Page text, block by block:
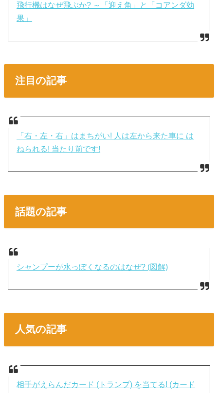
飛行機はなぜ飛ぶか? ～「迎え角」と「コアンダ効
果」
注目の記事
「右・左・右」はまちがい! 人は左から来た車に は
ねられる! 当たり前です!
話題の記事
シャンプーが水っぽくなるのはなぜ? (図解)
人気の記事
相手がえらんだカード (トランプ) を当てる! (カード